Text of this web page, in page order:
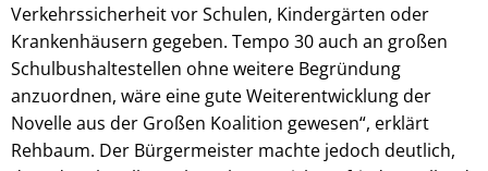
Verkehrssicherheit vor Schulen, Kindergärten oder
Krankenhäusern gegeben. Tempo 30 auch an großen
Schulbushaltestellen ohne weitere Begründung
anzuordnen, wäre eine gute Weiterentwicklung der
Novelle aus der Großen Koalition gewesen“, erklärt
Rehbaum. Der Bürgermeister machte jedoch deutlich,